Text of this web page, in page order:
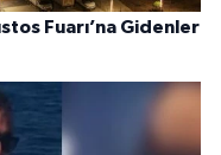
Fuarı’na Gidenler